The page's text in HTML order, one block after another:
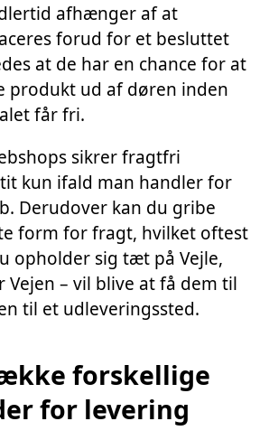
afhænger af at
forud for et besluttet
at de har en chance for at
produkt ud af døren inden
får fri.
sikrer fragtfri
kun ifald man handler for
Derudover kan du gribe
form for fragt, hvilket oftest
opholder sig tæt på Vejle,
Vejen – vil blive at få dem til
til et udleveringssted.
forskellige
for levering